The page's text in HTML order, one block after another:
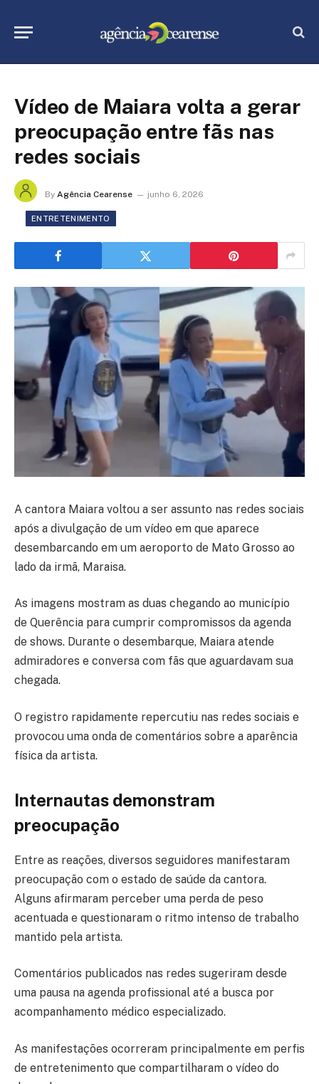
Vídeo de Maiara volta a gerar
preocupação entre fãs nas
redes sociais
By Agência Cearense junho 6, 2026
ENTRETENIMENTO
A cantora Maiara voltou a ser assunto nas redes sociais
após a divulgação de um vídeo em que aparece
desembarcando em um aeroporto de Mato Grosso ao
lado da irmã, Maraisa.
As imagens mostram as duas chegando ao município
de Querência para cumprir compromissos da agenda
de shows. Durante o desembarque, Maiara atende
admiradores e conversa com fãs que aguardavam sua
chegada.
O registro rapidamente repercutiu nas redes sociais e
provocou uma onda de comentários sobre a aparência
física da artista.
Internautas demonstram
preocupação
Entre as reações, diversos seguidores manifestaram
preocupação com o estado de saúde da cantora.
Alguns afirmaram perceber uma perda de peso
acentuada e questionaram o ritmo intenso de trabalho
mantido pela artista.
Comentários publicados nas redes sugeriram desde
uma pausa na agenda profissional até a busca por
acompanhamento médico especializado.
As manifestações ocorreram principalmente em perfis
de entretenimento que compartilharam o vídeo do